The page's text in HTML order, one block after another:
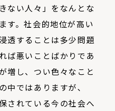
ない人々」をなんとな
す。社会的地位が高い
透することは多少問題
ば悪いことばかりであ
増し、つい色々なこと
中ではありますが、
されている今の社会へ